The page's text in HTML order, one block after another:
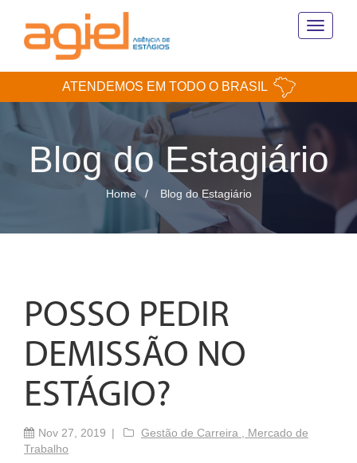
Toggle
ATENDEMOS EM TODO O BRASIL
Blog do Estagiário
Home Blog do Estagiário
POSSO PEDIR
DEMISSÃO NO
ESTÁGIO?
Nov 27, 2019 Gestão de Carreira , Mercado de
Trabalho